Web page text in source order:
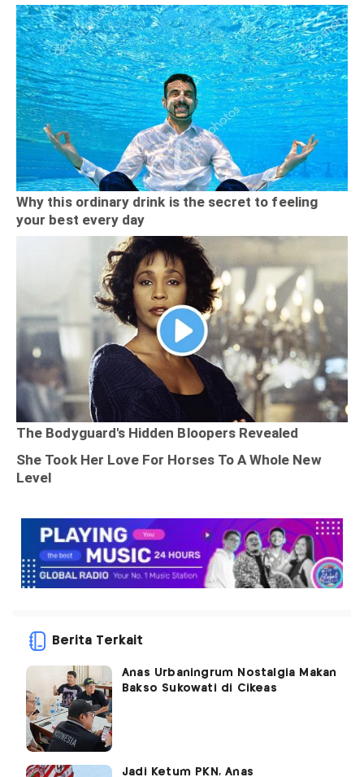
Berita Terkait
Anas Urbaningrum Nostalgia Makan
Bakso Sukowati di Cikeas
Jadi Ketum PKN, Anas